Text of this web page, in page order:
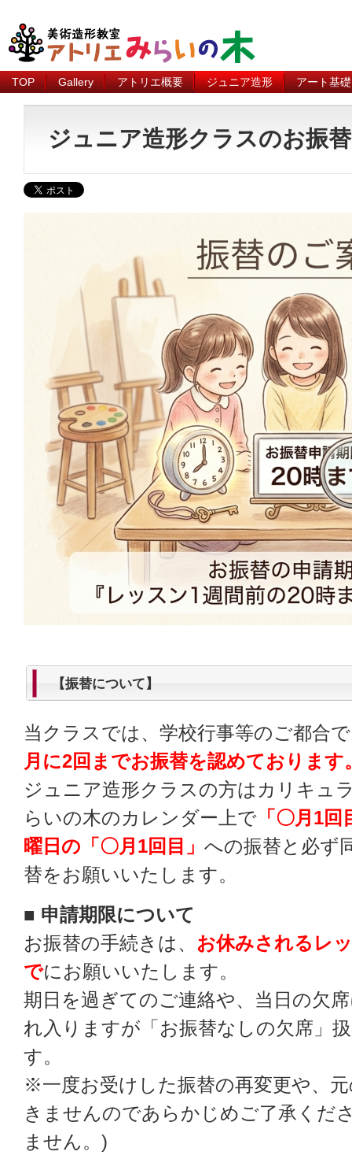
TOP Gallery アトリエ概要 ジュニア造形 アート基礎
ジュニア造形クラスのお振替
【振替について】
当クラスでは、学校行事等のご都合
月に2回までお振替を認めております
ジュニア造形クラスの方はカリキュ
らいの木のカレンダー上で 「〇月1
曜日の「〇月1回目」 への振替と必ず
替をお願いいたします。
■ 申請期限について
お振替の手続きは、 お休みされるレ
でにお願いいたします。
期日を過ぎてのご連絡や、当日の欠
れ入りますが「お振替なしの欠席」
す。
※一度お受けした振替の再変更や、
きませんのであらかじめご了承くだ
ません。)